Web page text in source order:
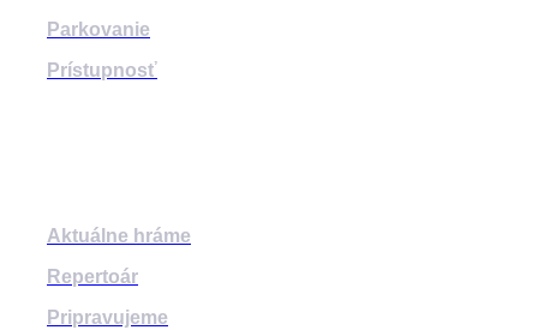
Parkovanie
Prístupnosť
Aktuálne hráme
Repertoár
Pripravujeme